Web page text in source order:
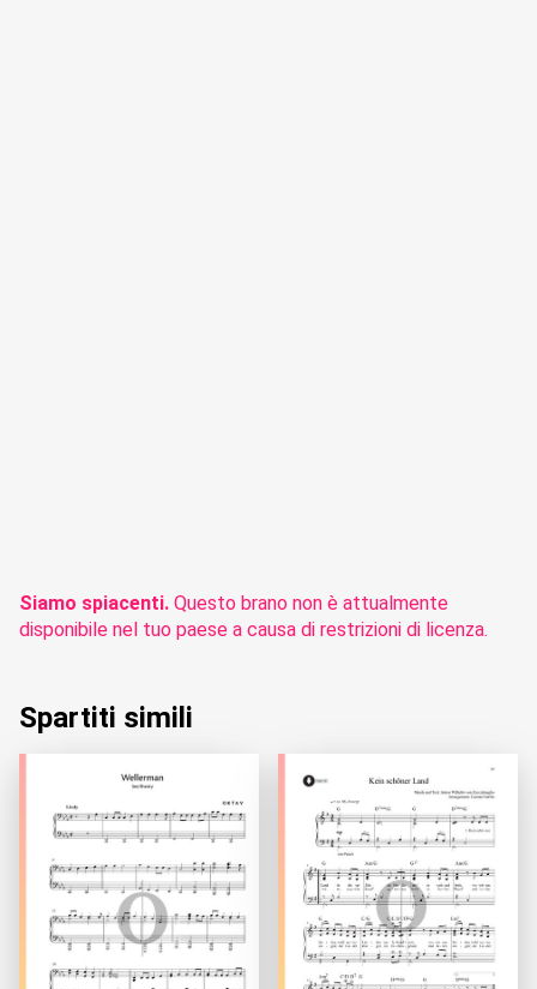
Siamo spiacenti. Questo brano non è attualmente
disponibile nel tuo paese a causa di restrizioni di licenza.
Spartiti simili